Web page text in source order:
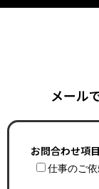
メール
お問合わせ項目
仕事のご